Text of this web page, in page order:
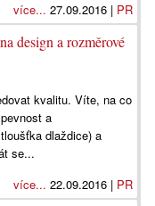
více... 27.09.2016 | PR
design a rozměrové
kvalitu. Víte, na co
a
dlaždice) a
se...
více... 22.09.2016 | PR